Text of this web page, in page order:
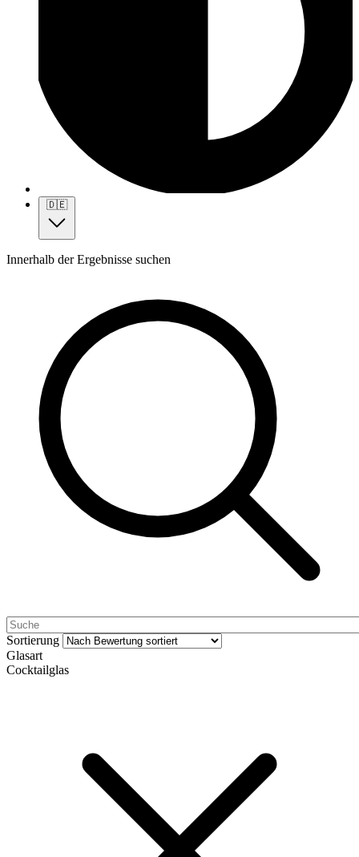
🇩🇪
Innerhalb der Ergebnisse suchen
Sortierung
Glasart
Cocktailglas